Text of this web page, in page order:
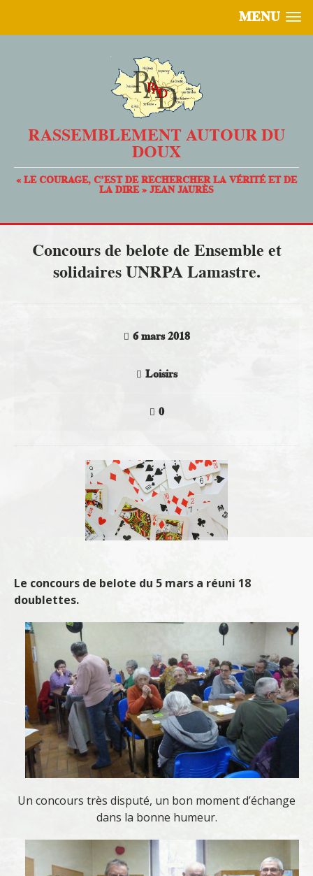
MENU
RASSEMBLEMENT AUTOUR DU
DOUX
« LE COURAGE, C’EST DE RECHERCHER LA VÉRITÉ ET DE
LA DIRE » JEAN JAURÈS
Concours de belote de Ensemble et
solidaires UNRPA Lamastre.
6 mars 2018
Loisirs
0
Le concours de belote du 5 mars a réuni 18
doublettes.
Un concours très disputé, un bon moment d’échange
dans la bonne humeur.